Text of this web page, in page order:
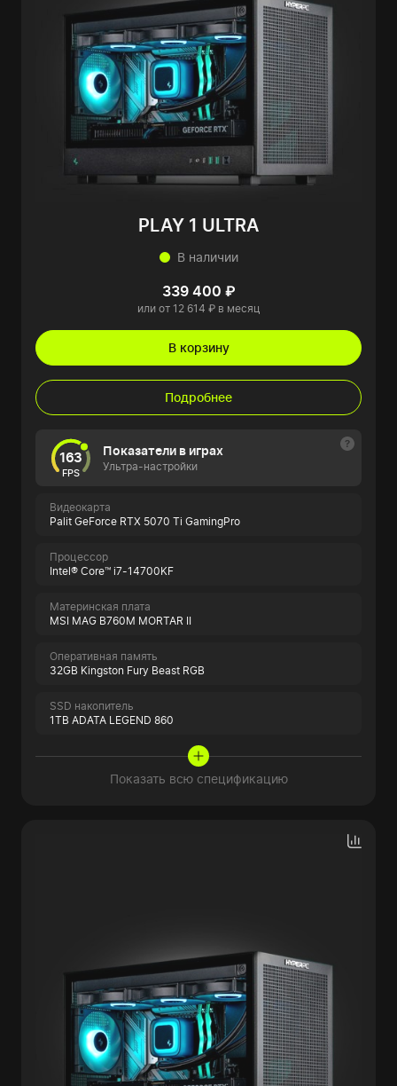
PLAY 1 ULTRA
В наличии
339 400 ₽
или от 12 614 ₽ в месяц
В корзину
Подробнее
163
FPS
Показатели в играх
Ультра-настройки
Видеокарта
Palit GeForce RTX 5070 Ti GamingPro
Процессор
Intel® Core™ i7-14700KF
Материнская плата
MSI MAG B760M MORTAR II
Оперативная память
32GB Kingston Fury Beast RGB
SSD накопитель
1TB ADATA LEGEND 860
Показать всю спецификацию